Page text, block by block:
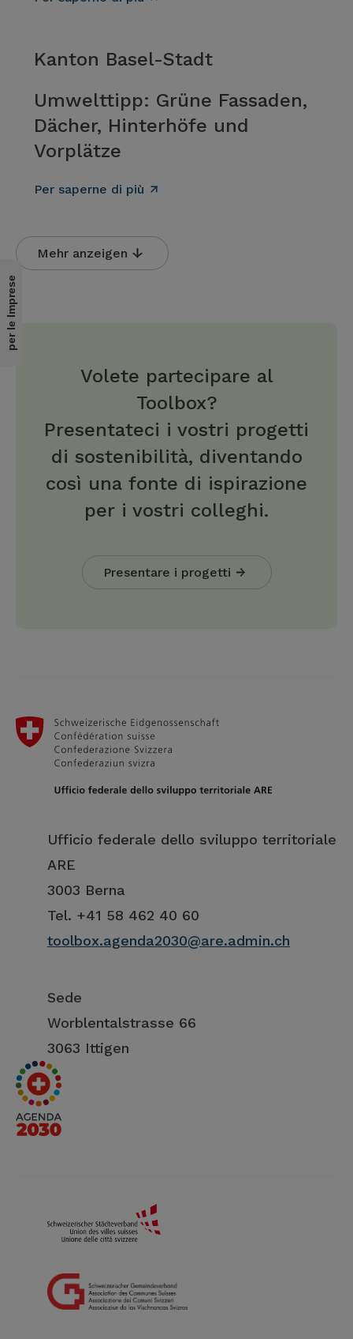
Kanton Basel-Stadt
Umwelttipp: Grüne Fassaden,
Dächer, Hinterhöfe und
Vorplätze
Per saperne di più
Mehr anzeigen
Volete partecipare al
Toolbox?
Presentateci i vostri progetti
di sostenibilità, diventando
così una fonte di ispirazione
per i vostri colleghi.
Presentare i progetti
Ufficio federale dello sviluppo territoriale
ARE
3003 Berna
Tel. +41 58 462 40 60
toolbox.agenda2030@are.admin.ch
Sede
Worblentalstrasse 66
3063 Ittigen
per le Imprese